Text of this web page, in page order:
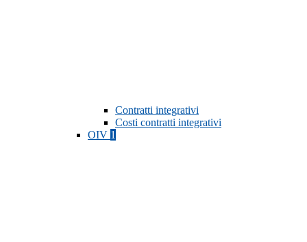
Contratti integrativi
Costi contratti integrativi
OIV 1